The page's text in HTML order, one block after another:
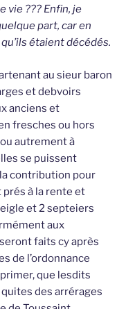
vie ??? Enfin, je
part, car en
étaient décédés.
au sieur baron
et debvoirs
anciens et
fresches ou hors
autrement à
se puissent
contribution pour
à la rente et
et 2 septeiers
aux
faits cy après
de l’ordonnance
que lesdits
des arrérages